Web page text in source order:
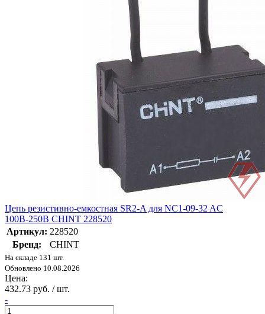
Цепь резистивно-емкостная SR2-A для NC1-09-32 AC
100В-250В CHINT 228520
Артикул: 228520
Бренд:
CHINT
На складе 131 шт.
Обновлено 10.08.2026
Цена:
432.73 руб. / шт.
-